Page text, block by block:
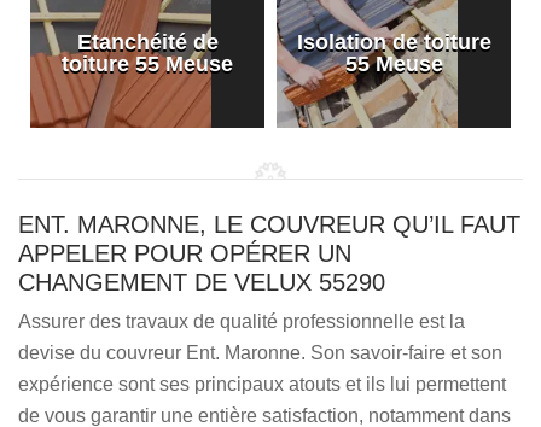
Etanchéité de
toiture 55 Meuse
Isolation de toiture
55 Meuse
ENT. MARONNE, LE COUVREUR QU’IL FAUT
APPELER POUR OPÉRER UN
CHANGEMENT DE VELUX 55290
Assurer des travaux de qualité professionnelle est la
devise du couvreur Ent. Maronne. Son savoir-faire et son
expérience sont ses principaux atouts et ils lui permettent
de vous garantir une entière satisfaction, notamment dans